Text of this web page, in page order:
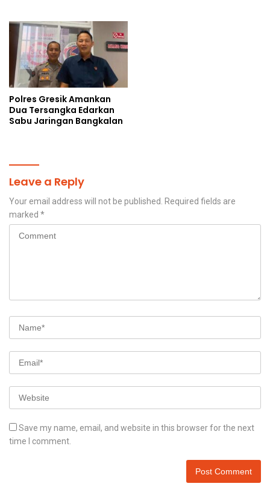
Ahmad Ibrahim
Polres Gresik Amankan
Dua Tersangka Edarkan
Sabu Jaringan Bangkalan
Leave a Reply
Your email address will not be published. Required fields are
marked *
Save my name, email, and website in this browser for the next
time I comment.